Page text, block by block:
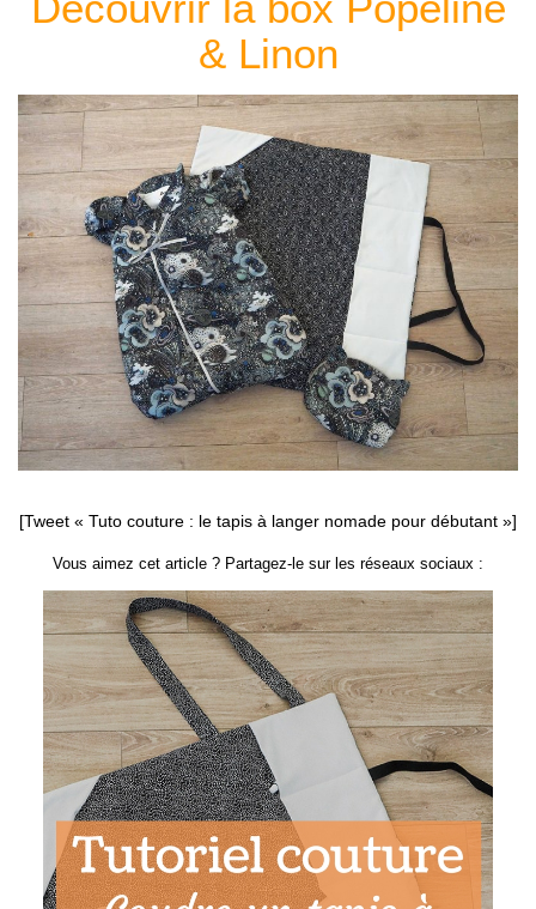
& Linon
[Tweet « Tuto couture : le tapis à langer nomade pour débutant »]
Vous aimez cet article ? Partagez-le sur les réseaux sociaux :